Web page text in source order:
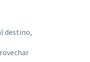
destino,